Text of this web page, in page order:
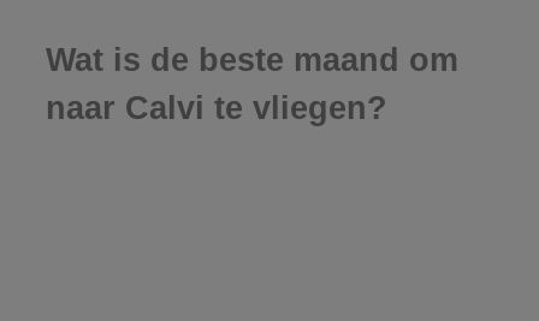
Wat is de beste maand om
naar Calvi te vliegen?